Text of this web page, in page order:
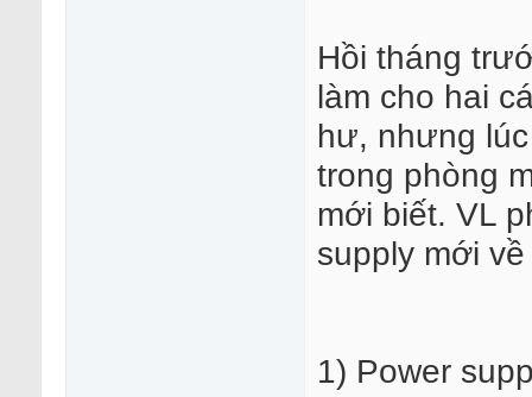
Hồi tháng
làm cho hai
hư, nhưng
trong phòng
mới biết. VL
supply mới
1) Power